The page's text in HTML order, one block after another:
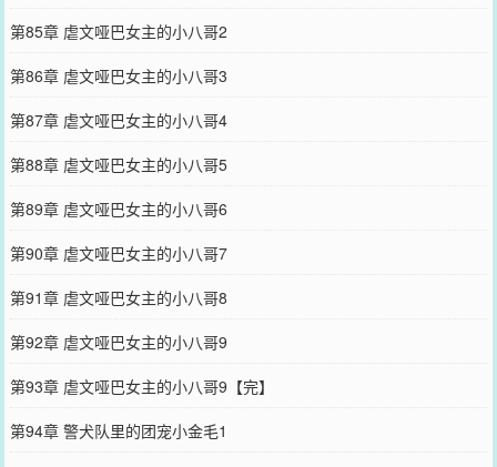
第85章 虐文哑巴女主的小八哥2
第86章 虐文哑巴女主的小八哥3
第87章 虐文哑巴女主的小八哥4
第88章 虐文哑巴女主的小八哥5
第89章 虐文哑巴女主的小八哥6
第90章 虐文哑巴女主的小八哥7
第91章 虐文哑巴女主的小八哥8
第92章 虐文哑巴女主的小八哥9
第93章 虐文哑巴女主的小八哥9【完】
第94章 警犬队里的团宠小金毛1